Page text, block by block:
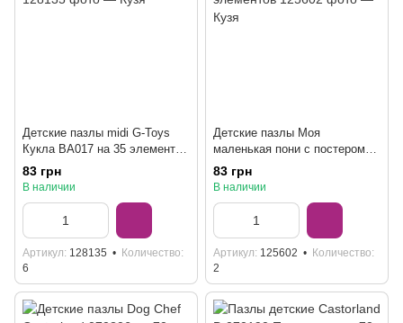
Детские пазлы midi G-Toys
Кукла BA017 на 35 элементов
с постером
83 грн
В наличии
Артикул 128135
Количество
6
Детские пазлы Моя
маленькая пони с постером
G-Toys MLP015 на 117
элементов
83 грн
В наличии
Артикул 125602
Количество
2